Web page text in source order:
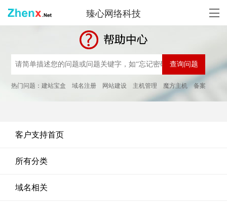
臻心网络科技
热门问题：建站宝盒 域名注册 网站建设 主机管理 魔方主机 备案
客户支持首页
所有分类
域名相关